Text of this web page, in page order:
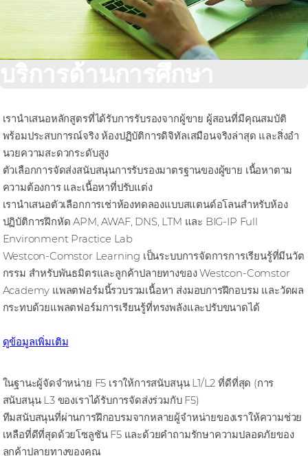
เรานําเสนอหลักสูตรที่ได้รับการรับรองจากผู้ขาย ผู้สอนที่มีคุณสมบัติ
พร้อมประสบการณ์จริง ห้องปฏิบัติการดิจิทัลเสมือนจริงล่าสุด และสิ่งอํา
นวยความสะดวกระดับสูง
ตัวเลือกการจัดส่งสนับสนุนการรับรองมาตรฐานของผู้ขาย เนื้อหาตาม
ความต้องการ และเนื้อหาที่ปรับแต่ง
เรานําเสนอตัวเลือกการเช่าห้องทดลองแบบสแตนด์อโลนสําหรับห้อง
ปฏิบัติการฝึกหัด APM, AWAF, DNS, LTM และ BIG-IP Full
Environment Practice Lab
Westcon-Comstor Learning เป็นระบบการจัดการการเรียนรู้ที่มีนวัต
กรรม สําหรับพันธมิตรและลูกค้าปลายทางของ Westcon-Comstor
Academy แพลตฟอร์มนี้รวบรวมเนื้อหา ส่งมอบการฝึกอบรม และวัดผล
กระทบด้วยแพลตฟอร์มการเรียนรู้ที่ทรงพลังและปรับขนาดได้
ดูข้อมูลเพิ่มเติม
ในฐานะผู้จัดจําหน่าย F5 เราให้การสนับสนุน L1/L2 ที่ดีที่สุด (การ
สนับสนุน L3 ของเราได้รับการจัดส่งร่วมกับ F5)
ทีมสนับสนุนที่ผ่านการฝึกอบรมจากหลายผู้จําหน่ายของเราให้ความช่วย
เหลือที่ดีที่สุดด้วยโซลูชัน F5 และด้วยคําถามรักษาความปลอดภัยของ
ลูกค้าปลายทางของคุณ